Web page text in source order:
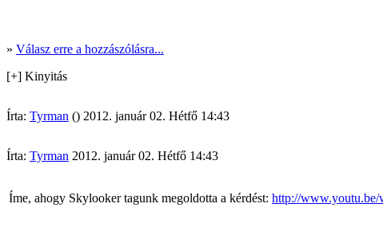
» Válasz erre a hozzászólásra...
[+] Kinyitás
Írta: Tyrman () 2012. január 02. Hétfő 14:43
Írta: Tyrman 2012. január 02. Hétfő 14:43
Íme, ahogy Skylooker tagunk megoldotta a kérdést: http://